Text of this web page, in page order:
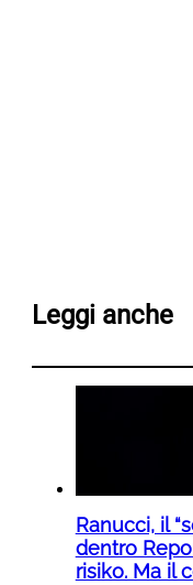
Leggi anche
Ranucci, il
dentro
risiko. Ma il